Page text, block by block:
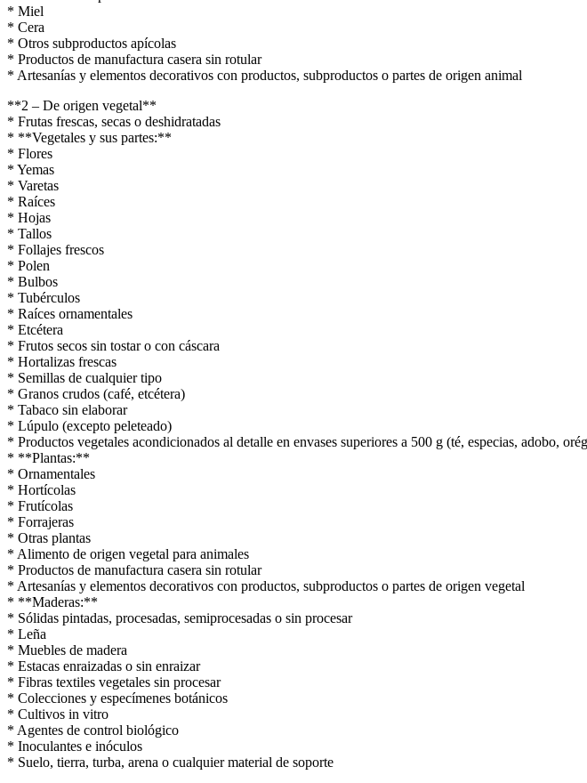
* Miel
* Cera
* Otros subproductos apícolas
* Productos de manufactura casera sin rotular
* Artesanías y elementos decorativos con productos, subproductos o partes de origen animal
**2 – De origen vegetal**
* Frutas frescas, secas o deshidratadas
* **Vegetales y sus partes:**
* Flores
* Yemas
* Varetas
* Raíces
* Hojas
* Tallos
* Follajes frescos
* Polen
* Bulbos
* Tubérculos
* Raíces ornamentales
* Etcétera
* Frutos secos sin tostar o con cáscara
* Hortalizas frescas
* Semillas de cualquier tipo
* Granos crudos (café, etcétera)
* Tabaco sin elaborar
* Lúpulo (excepto peleteado)
* Productos vegetales acondicionados al detalle en envases superiores a 500 g (té, especias, adobo,
* **Plantas:**
* Ornamentales
* Hortícolas
* Frutícolas
* Forrajeras
* Otras plantas
* Alimento de origen vegetal para animales
* Productos de manufactura casera sin rotular
* Artesanías y elementos decorativos con productos, subproductos o partes de origen vegetal
* **Maderas:**
* Sólidas pintadas, procesadas, semiprocesadas o sin procesar
* Leña
* Muebles de madera
* Estacas enraizadas o sin enraizar
* Fibras textiles vegetales sin procesar
* Colecciones y especímenes botánicos
* Cultivos in vitro
* Agentes de control biológico
* Inoculantes e inóculos
* Suelo, tierra, turba, arena o cualquier material de soporte